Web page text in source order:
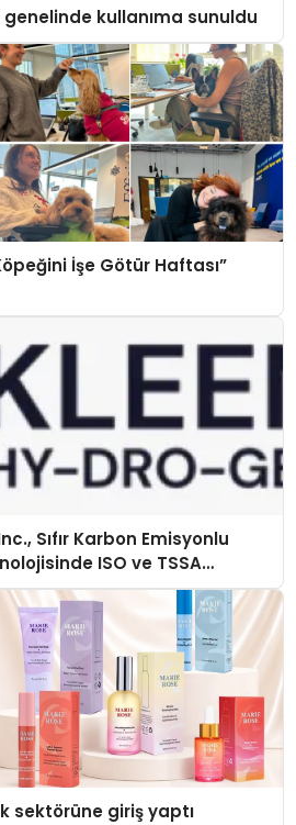
kullanıma sunuldu
İşe Götür Haftası”
Sıfır Karbon Emisyonlu
ISO ve TSSA
Aldı
sektörüne giriş yaptı